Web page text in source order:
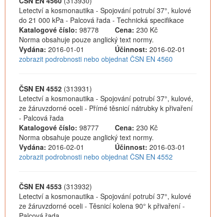
Letectví a kosmonautika - Spojování potrubí 37°, kulové
do 21 000 kPa - Palcová řada - Technická specifikace
Katalogové číslo: 98778 Cena: 230 Kč
Norma obsahuje pouze anglický text normy.
Vydána: 2016-01-01 Účinnost: 2016-02-01
zobrazit podrobnosti nebo objednat ČSN EN 4560
ČSN EN 4552 (313931)
Letectví a kosmonautika - Spojování potrubí 37°, kulové,
ze žáruvzdorné oceli - Přímé těsnicí nátrubky k přivaření
- Palcová řada
Katalogové číslo: 98777 Cena: 230 Kč
Norma obsahuje pouze anglický text normy.
Vydána: 2016-02-01 Účinnost: 2016-03-01
zobrazit podrobnosti nebo objednat ČSN EN 4552
ČSN EN 4553 (313932)
Letectví a kosmonautika - Spojování potrubí 37°, kulové
ze žáruvzdorné oceli - Těsnicí kolena 90° k přivaření -